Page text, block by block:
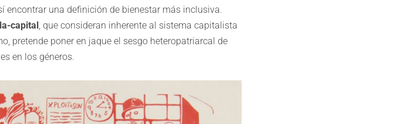
una definición de bienestar más inclusiva.
capital, que consideran inherente al sistema capitalista
pretende poner en jaque el sesgo heteropatriarcal de
en los géneros.